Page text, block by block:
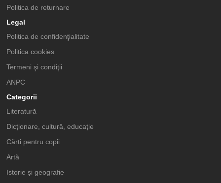
Politica de returnare
Legal
Politica de confidenţialitate
Politica cookies
Termeni şi condiţii
ANPC
Categorii
Literatură
Dicționare, cultură, educație
Cărți pentru copii
Artă
Istorie și geografie